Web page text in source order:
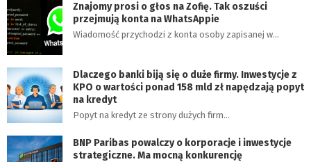
Znajomy prosi o głos na Zofię. Tak oszuści
przejmują konta na WhatsAppie
Wiadomość przychodzi z konta osoby zapisanej w…
Dlaczego banki biją się o duże firmy. Inwestycje z
KPO o wartości ponad 158 mld zł napędzają popyt
na kredyt
Popyt na kredyt ze strony dużych firm…
BNP Paribas powalczy o korporacje i inwestycje
strategiczne. Ma mocną konkurencję